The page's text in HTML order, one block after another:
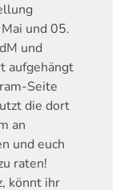
und 05.
und
aufgehängt
Seite
die dort
an
und euch
raten!
könnt ihr